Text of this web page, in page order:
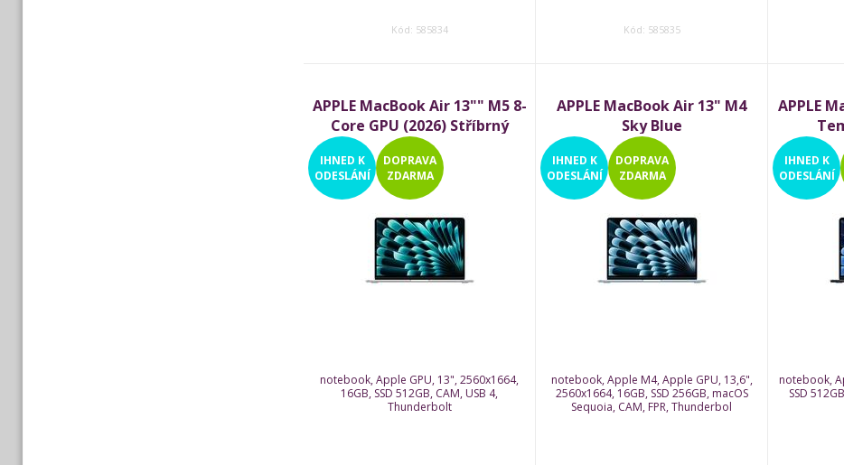
Kód: 585834 Kód: 585835
APPLE MacBook Air 13"" M5 8-
Core GPU (2026) Stříbrný
notebook, Apple GPU, 13", 2560x1664,
16GB, SSD 512GB, CAM, USB 4,
Thunderbolt
IHNED K
ODESLÁNÍ
DOPRAVA
ZDARMA
APPLE MacBook Air 13" M4
Sky Blue
notebook, Apple M4, Apple GPU, 13,6",
2560x1664, 16GB, SSD 256GB, macOS
Sequoia, CAM, FPR, Thunderbol
IHNED K
ODESLÁNÍ
DOPRAVA
ZDARMA
APPLE
notebook,
SSD
IHNED K
ODESLÁNÍ